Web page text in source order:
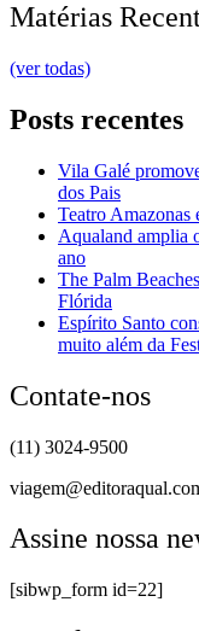
Matérias
(ver todas)
Posts recentes
Vila Galé
dos Pais
Teatro Amazonas
Aqualand amplia
ano
The Palm
Flórida
Espírito Santo
muito além da
Contate-nos
(11) 3024-9500
Assine nossa
[sibwp_form id=22]